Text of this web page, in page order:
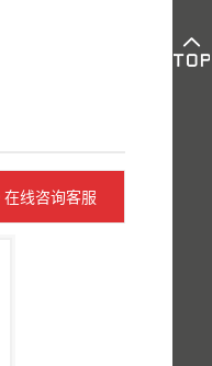
在线咨询客服